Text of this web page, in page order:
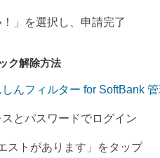
！」を選択し、申請完了
ク解除方法
しんフィルター for SoftBank
スとパスワードでログイン
ストがあります」をタップ